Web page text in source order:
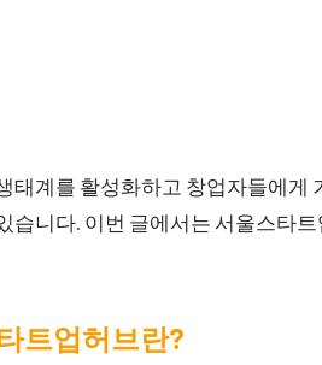
태계를 활성화하고 창업자들에게
습니다. 이번 글에서는 서울스타
트업허브란?